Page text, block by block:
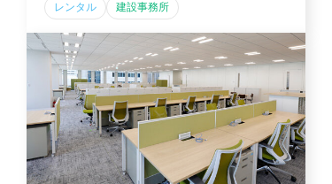
レンタル 建設事務所